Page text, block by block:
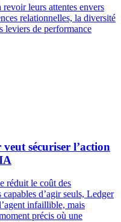
leurs attentes envers
relationnelles, la diversité
leviers de performance
sécuriser l’action
réduit le coût des
d’agir seuls, Ledger
infaillible, mais
précis où une